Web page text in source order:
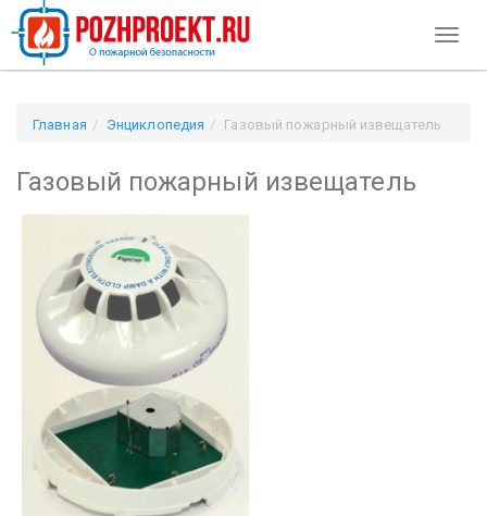
Главная Энциклопедия Газовый пожарный извещатель
Газовый пожарный извещатель